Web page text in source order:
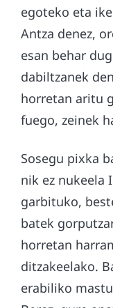
egoteko eta
Antza denez,
esan behar
dabiltzanek
horretan aritu
fuego, zeinek
Sosegu pixka
nik ez nukeela
garbituko,
batek
horretan
ditzakeelako.
erabiliko